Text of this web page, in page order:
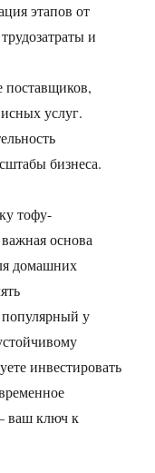
этапов от
и
поставщиков,
услуг.
бизнеса.
тофу-
основа
домашних
у
инвестировать
ваш ключ к